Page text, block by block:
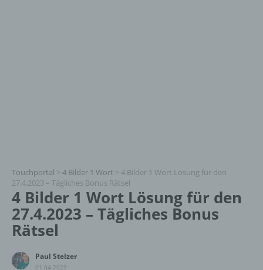
Touchportal > 4 Bilder 1 Wort > 4 Bilder 1 Wort Lösung für den
27.4.2023 – Tägliches Bonus Rätsel
4 Bilder 1 Wort Lösung für den
27.4.2023 – Tägliches Bonus
Rätsel
Paul Stelzer
01.04.2023